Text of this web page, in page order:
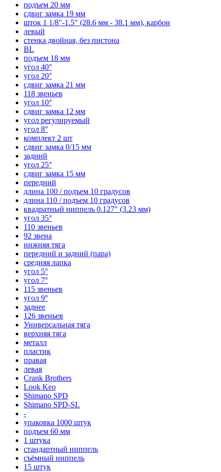
подъем 20 мм
сдвиг замка 19 мм
шток 1 1/8"-1.5" (28.6 мм - 38.1 мм), карбон
левый
стенка двойная, без пистона
BL
подъем 18 мм
угол 40°
угол 20°
сдвиг замка 21 мм
118 звеньев
угол 10°
сдвиг замка 12 мм
угол регулируемый
угол 8°
комплект 2 шт
сдвиг замка 0/15 мм
задний
угол 25°
сдвиг замка 15 мм
передний
длина 100 / подъем 10 градусов
длина 110 / подъем 10 градусов
квадратный ниппель 0.127" (3.23 мм)
угол 35°
110 звеньев
92 звена
нижняя тяга
передний и задний (пара)
средняя лапка
угол 5°
угол 7°
115 звеньев
угол 9°
заднее
126 звеньев
Универсальная тяга
верхняя тяга
металл
пластик
правая
левая
Crank Brothers
Look Keo
Shimano SPD
Shimano SPD-SL
-
упаковка 1000 штук
подъем 60 мм
1 штука
стандартный ниппель
съёмный ниппель
15 штук